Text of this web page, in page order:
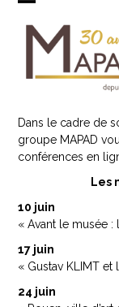
Skip
contentmobile
menu
mobile
menu
Dans le cadre de
groupe MAPAD
conférences en
Les
10 juin
« Avant le musée
17 juin
« Gustav KLIMT et
24 juin